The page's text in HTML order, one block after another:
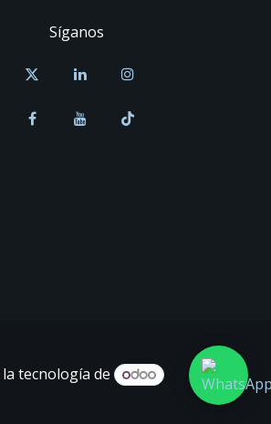
Síganos
la tecnología de